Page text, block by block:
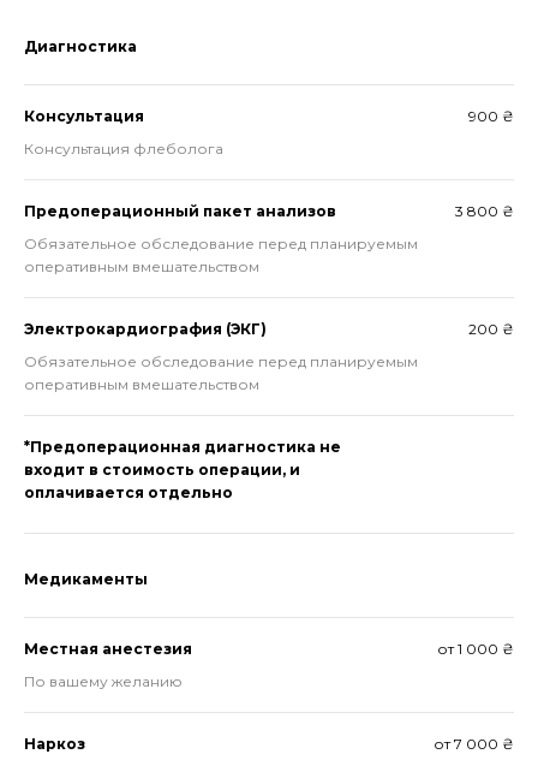
Диагностика
Консультация
900 ₴
Консультация флеболога
Предоперационный пакет анализов
3 800 ₴
Обязательное обследование перед планируемым
оперативным вмешательством
Электрокардиография (ЭКГ)
200 ₴
Обязательное обследование перед планируемым
оперативным вмешательством
*Предоперационная диагностика не
входит в стоимость операции, и
оплачивается отдельно
Медикаменты
Местная анестезия
от 1 000 ₴
По вашему желанию
Наркоз
от 7 000 ₴